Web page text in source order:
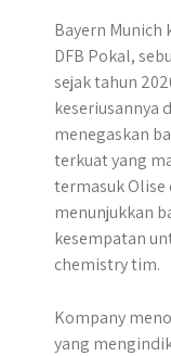
Bayern
DFB Pokal,
sejak tahun
keseriusannya
menegaskan
terkuat yang
termasuk Olise
menunjukkan
kesempatan
chemistry tim.
Kompany
yang